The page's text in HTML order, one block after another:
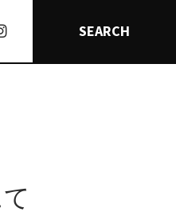
SEARCH